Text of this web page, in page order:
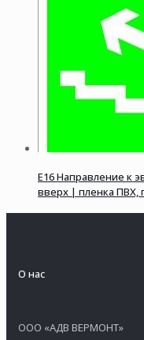
E16 Направление к
вверх | пленка ПВХ,
О нас
ООО «АДВ ВЕРМОНТ»